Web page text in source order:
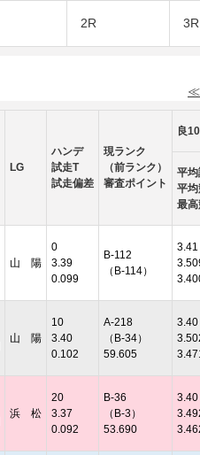
2R 3R
≪
LG
ハンデ
試走T
試走偏差
現ランク
（前ランク）
審査ポイント
良
平
平
最
山 陽
0
3.39
0.099
B-112
（B-114）
3.41
山 陽
10
3.40
0.102
A-218
（B-34）
59.605
3.40
浜 松
20
3.37
0.092
B-36
（B-3）
53.690
3.40